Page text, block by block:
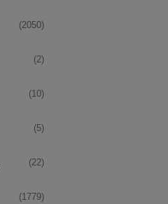
(2050)
(2)
(10)
(5)
(22)
(1779)